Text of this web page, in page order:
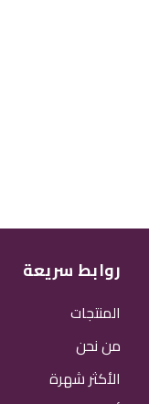
روابط سريعة
المنتجات
من نحن
الأكثر شهرة